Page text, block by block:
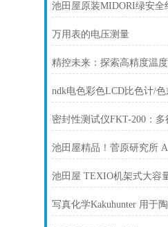
万用表的电压测量